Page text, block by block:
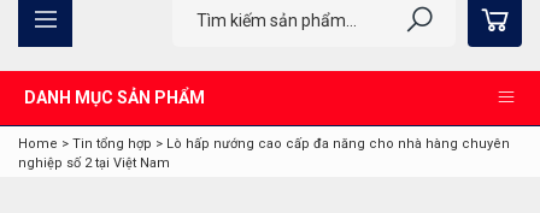
DANH MỤC SẢN PHẨM
Home > Tin tổng hợp > Lò hấp nướng cao cấp đa năng cho nhà hàng chuyên
nghiệp số 2 tại Việt Nam